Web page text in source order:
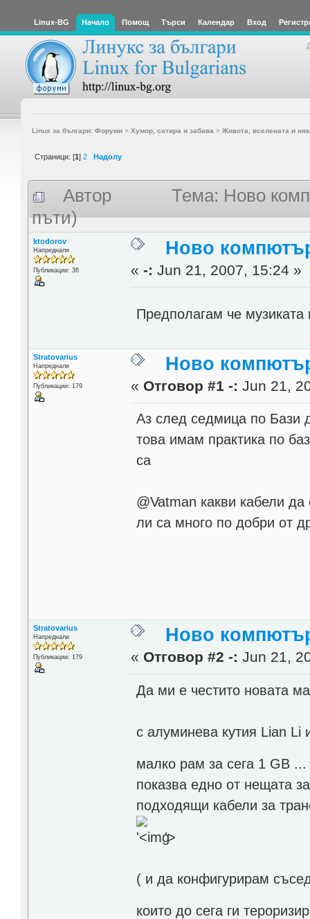
Linux-BG Начало Помощ Търси Календар Вход
Linux за българи: Форуми> Хумор, сатира и забава > Живота, вселената и
Страници: [1] 2 Надолу
Автор
Тема: Ново
пъти)
ktodorov
Напреднали
Публикации: 36
Ново
«-: Jun 21, 2007, 15:24 »
Предполагам че
Stratovarius
Напреднали
Публикации: 179
Ново
« Отговор #1 -: Jun 21,
Аз след седмица по Бази
това имам практика по
са
@Vatman какви кабели
ли са много по добри от
Stratovarius
Напреднали
Публикации: 179
Ново
« Отговор #2 -: Jun 21,
Да ми е честито новата
с алуминева кутия Lian Li
малко рам за сега 1 GB
показва едно от нещата
подходящи кабели за
'>
( и да конфигурирам
които до сега ги